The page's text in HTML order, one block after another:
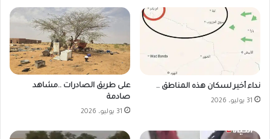
نداء أخير لسكان هذه المناطق ..
31 يوليو، 2026
على طريق الصادرات ..مشاهد
صادمة
31 يوليو، 2026